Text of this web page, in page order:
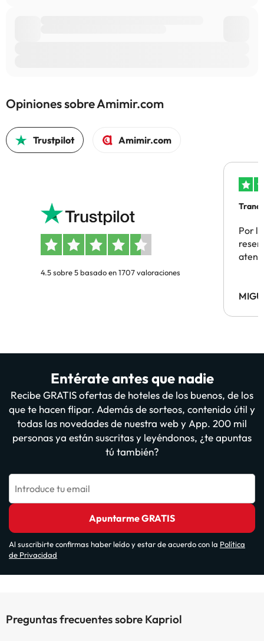
Opiniones sobre Amimir.com
Trustpilot Amimir.com
4.5 sobre 5 basado en 1707 valoraciones
Por
Entérate antes que nadie
Recibe GRATIS ofertas de hoteles de los buenos, de los
que te hacen flipar. Además de sorteos, contenido útil y
todas las novedades de nuestra web y App. 200 mil
personas ya están suscritas y leyéndonos, ¿te apuntas
tú también?
Introduce tu email
Apuntarme GRATIS
Al suscribirte confirmas haber leído y estar de acuerdo con la Política
de Privacidad
Preguntas frecuentes sobre Kapriol